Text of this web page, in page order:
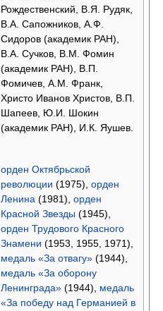
Рождественский, В.Я. Рудяк,
В.А. Сапожников, А.Ф.
Сидоров (академик РАН),
В.А. Сучков, В.М. Фомин
(академик РАН), В.П.
Фомичев, А.М. Франк,
Христо Иванов Христов, В.П.
Шапеев, Ю.И. Шокин
(академик РАН), И.К. Яушев.
орден Октябрьской
революции (1975),орден
Ленина (1981),орден
Красной Звезды (1945),
орден Трудового Красного
Знамени (1953, 1955, 1971),
медаль «За отвагу» (1944),
медаль «За оборону
Ленинграда» (1944), медаль
«За победу над Германией в